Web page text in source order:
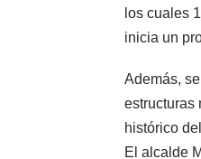
los cuales
inicia un
Además,
estructuras
histórico
El alcalde